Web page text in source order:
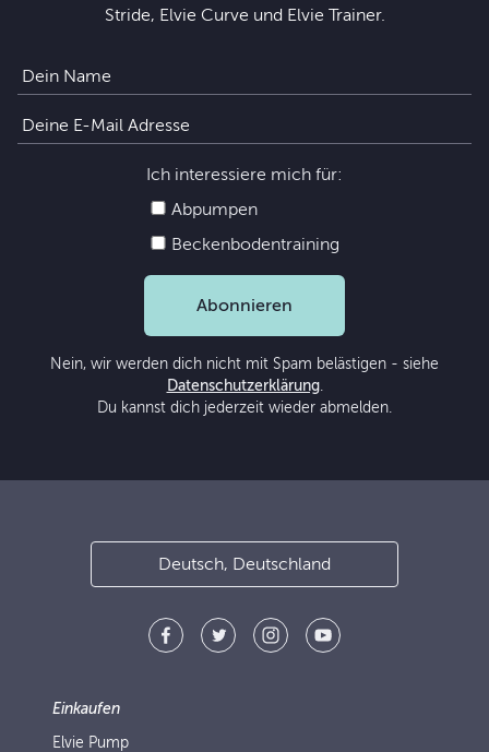
Stride, Elvie Curve und Elvie Trainer.
Ich interessiere mich für:
Abpumpen
Beckenbodentraining
Abonnieren
Nein, wir werden dich nicht mit Spam belästigen - siehe
Datenschutzerklärung.
Du kannst dich jederzeit wieder abmelden.
Deutsch, Deutschland
Einkaufen
Elvie Pump